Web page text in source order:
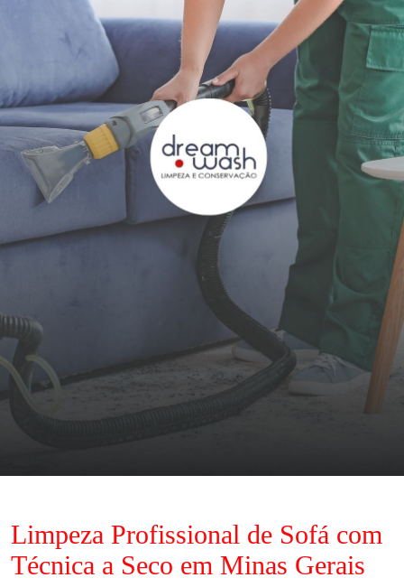
Limpeza Profissional de Sofá com
Técnica a Seco em Minas Gerais